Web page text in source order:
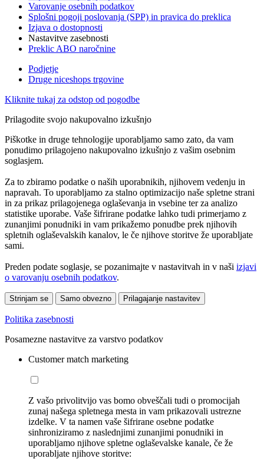
Varovanje osebnih podatkov
Splošni pogoji poslovanja (SPP) in pravica do preklica
Izjava o dostopnosti
Nastavitve zasebnosti
Preklic ABO naročnine
Podjetje
Druge niceshops trgovine
Kliknite tukaj za odstop od pogodbe
Prilagodite svojo nakupovalno izkušnjo
Piškotke in druge tehnologije uporabljamo samo zato, da vam
ponudimo prilagojeno nakupovalno izkušnjo z vašim osebnim
soglasjem.
Za to zbiramo podatke o naših uporabnikih, njihovem vedenju in
napravah. To uporabljamo za stalno optimizacijo naše spletne strani
in za prikaz prilagojenega oglaševanja in vsebine ter za analizo
statistike uporabe. Vaše šifrirane podatke lahko tudi primerjamo z
zunanjimi ponudniki in vam prikažemo ponudbe prek njihovih
spletnih oglaševalskih kanalov, le če njihove storitve že uporabljate
sami.
Preden podate soglasje, se pozanimajte v nastavitvah in v naši izjavi
o varovanju osebnih podatkov.
Strinjam se Samo obvezno Prilagajanje nastavitev
Politika zasebnosti
Posamezne nastavitve za varstvo podatkov
Customer match marketing
Z vašo privolitvijo vas bomo obveščali tudi o promocijah
zunaj našega spletnega mesta in vam prikazovali ustrezne
izdelke. V ta namen vaše šifrirane osebne podatke
sinhroniziramo z naslednjimi zunanjimi ponudniki in
uporabljamo njihove spletne oglaševalske kanale, če že
uporabljate njihove storitve: